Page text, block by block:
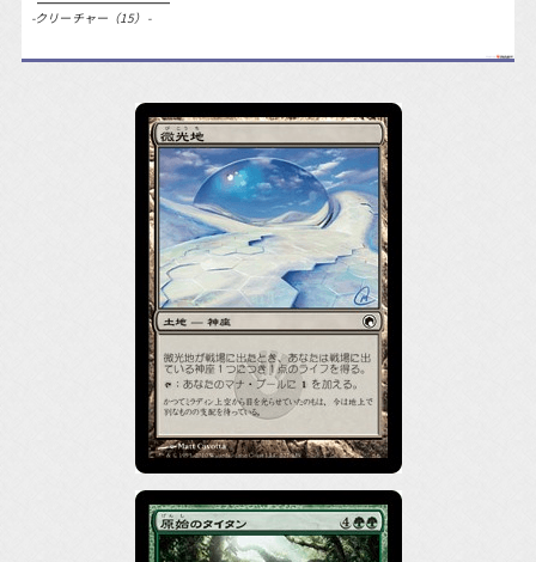
-クリーチャー（15）-